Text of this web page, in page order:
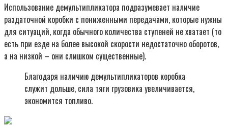
Использование демультипликатора подразумевает наличие
раздаточной коробки с пониженными передачами, которые нужны
для ситуаций, когда обычного количества ступеней не хватает (то
есть при езде на более высокой скорости недостаточно оборотов,
а на низкой – они слишком существенные).
Благодаря наличию демультипликаторов коробка
служит дольше, сила тяги грузовика увеличивается,
экономится топливо.